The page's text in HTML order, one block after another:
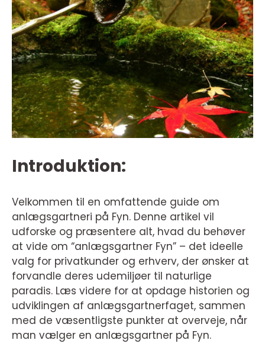
Introduktion:
Velkommen til en omfattende guide om
anlægsgartneri på Fyn. Denne artikel vil
udforske og præsentere alt, hvad du behøver
at vide om “anlægsgartner Fyn” – det ideelle
valg for privatkunder og erhverv, der ønsker at
forvandle deres udemiljøer til naturlige
paradis. Læs videre for at opdage historien og
udviklingen af anlægsgartnerfaget, sammen
med de væsentligste punkter at overveje, når
man vælger en anlægsgartner på Fyn.